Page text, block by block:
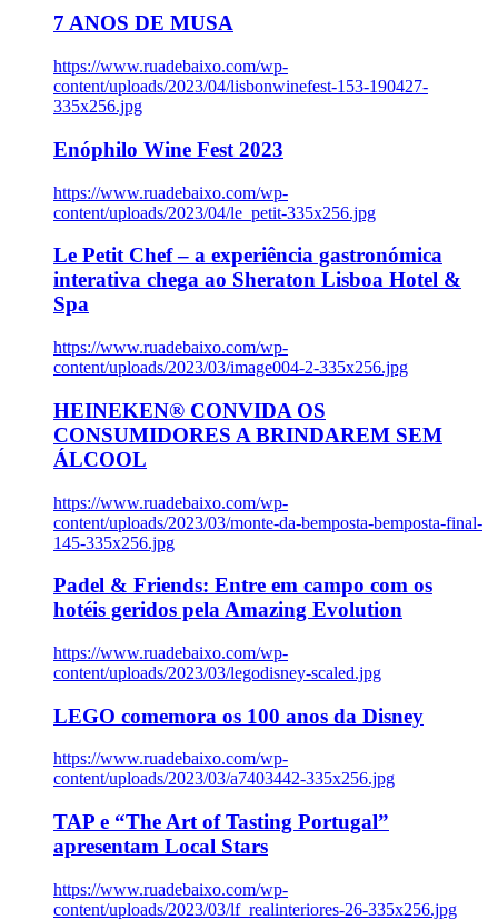
7 ANOS DE MUSA
https://www.ruadebaixo.com/wp-
content/uploads/2023/04/lisbonwinefest-153-190427-
335x256.jpg
Enóphilo Wine Fest 2023
https://www.ruadebaixo.com/wp-
content/uploads/2023/04/le_petit-335x256.jpg
Le Petit Chef – a experiência gastronómica
interativa chega ao Sheraton Lisboa Hotel &
Spa
https://www.ruadebaixo.com/wp-
content/uploads/2023/03/image004-2-335x256.jpg
HEINEKEN® CONVIDA OS
CONSUMIDORES A BRINDAREM SEM
ÁLCOOL
https://www.ruadebaixo.com/wp-
content/uploads/2023/03/monte-da-bemposta-bemposta-final-
145-335x256.jpg
Padel & Friends: Entre em campo com os
hotéis geridos pela Amazing Evolution
https://www.ruadebaixo.com/wp-
content/uploads/2023/03/legodisney-scaled.jpg
LEGO comemora os 100 anos da Disney
https://www.ruadebaixo.com/wp-
content/uploads/2023/03/a7403442-335x256.jpg
TAP e “The Art of Tasting Portugal”
apresentam Local Stars
https://www.ruadebaixo.com/wp-
content/uploads/2023/03/lf_realinteriores-26-335x256.jpg